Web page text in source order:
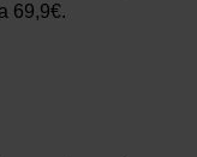
69,9€.